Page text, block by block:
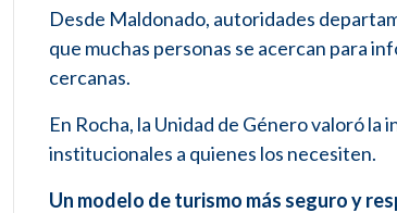
Desde Maldonado, autoridades
que muchas personas se acercan para
cercanas.
En Rocha, la Unidad de Género valoró
institucionales a quienes los necesiten.
Un modelo de turismo más seguro y